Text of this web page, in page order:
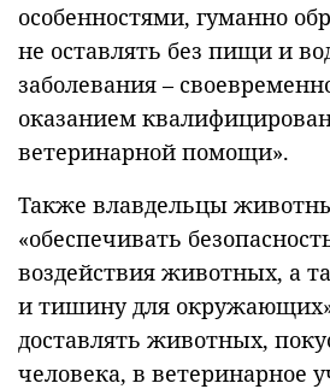
особенностями, гуманно
не оставлять без пищи и
заболевания –
оказанием
ветеринарной помощи».
Также влавдельцы
«обеспечивать
воздействия животных, а
и тишину для
доставлять животных,
человека, в ветеринарное